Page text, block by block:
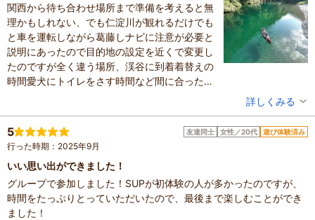
ありがとうございました！
関西から待ち合わせ場所まで準備を考えると無
理かもしれない、でも仁淀川が観れるだけでも
と車を運転しながら葛藤しナビに注意が必要と
説明にあったので目的地の設定を近くで変更し
たのですが全く違う場所、渓谷に到着着替えの
時間愛犬にトイレをさす時間など間に合ったと
の時間は私達だけであったためお待ち頂き20分
掛けてもう一度間違えてガイドの方のもとへ到
着！何とかカヌーに乗れるメンタルを創りいざ
Start仁淀川へ。お天気が良くガイドの方がおひ
さまがあたっている場所に導いてくれる愛犬も
しっかりとお座り状態をキープしている。私は
ずっと昔にカナディアンカヌーとリバーカヤッ
滞在時間：1～2時間
人数：2人
設備の有無：駐車場
投稿日：2025年10月6日
体験した高評価プラン
【高知県｜仁淀川・仁淀ブルー】カナディアンカヌー宙船（
詳しくみる
5 友達同士 女性／20代 遊び体験済み
行った時期：2025年9月
いい思い出ができました！
グループで参加しました！SUPが初体験の人が多かったのですが、
時間をたっぷりとっていただいたので、最後まで楽しむことができ
ました！